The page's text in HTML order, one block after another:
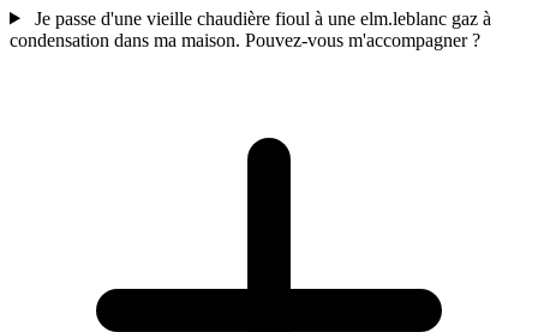
Je passe d'une vieille chaudière fioul à une elm.leblanc gaz à
condensation dans ma maison. Pouvez-vous m'accompagner ?